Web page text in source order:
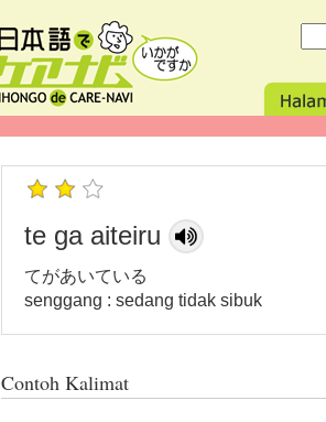
te ga aiteiru
てがあいている
senggang : sedang tidak sibuk
Contoh Kalimat